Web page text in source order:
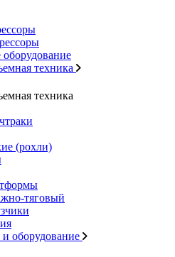
техника
техника
(рохли)
тяговый
оборудование